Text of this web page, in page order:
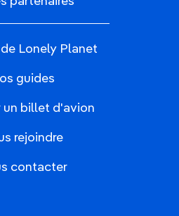
Lonely Planet
guides
un billet d'avion
rejoindre
contacter